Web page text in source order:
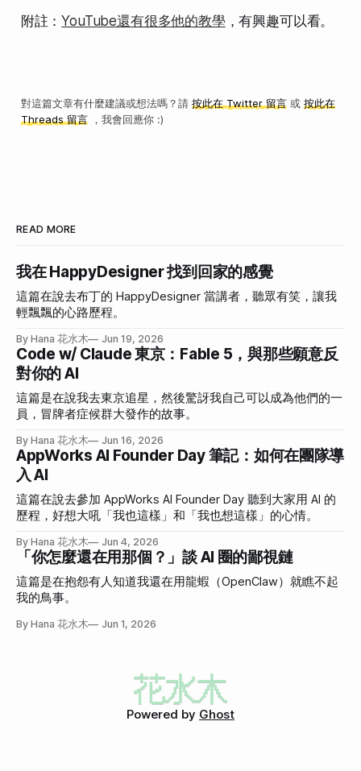
附註：YouTube還有很多他的教學 ，有興趣可以看。
對這篇文章有什麼建議或想法嗎？請 按此在 Twitter 留言或 按此在
Threads 留言，我會回應你 :)
READ MORE
我在 HappyDesigner 找到回家的感覺
這篇在說去布丁的 HappyDesigner 當講者，聽眾有笑，讓我
輕飄飄的心路歷程。
By Hana 花水木 Jun 19, 2026
Code w/ Claude 東京：Fable 5，與那些願意反
對你的 AI
這篇是在說我去東京追星，然後驚訝我自己可以成為他們的一
員，冒牌者症候群大發作的故事。
By Hana 花水木 Jun 16, 2026
AppWorks AI Founder Day 筆記：如何在團隊導
入 AI
這篇在說去參加 AppWorks AI Founder Day 聽到大家用 AI 的
歷程，好想大吼「我也這樣」和「我也想這樣」的心情。
By Hana 花水木 Jun 4, 2026
「你怎麼還在用那個？」談 AI 圈的鄙視鏈
這篇是在抱怨有人知道我還在用龍蝦（OpenClaw）就瞧不起
我的鳥事。
By Hana 花水木 Jun 1, 2026
Powered by Ghost